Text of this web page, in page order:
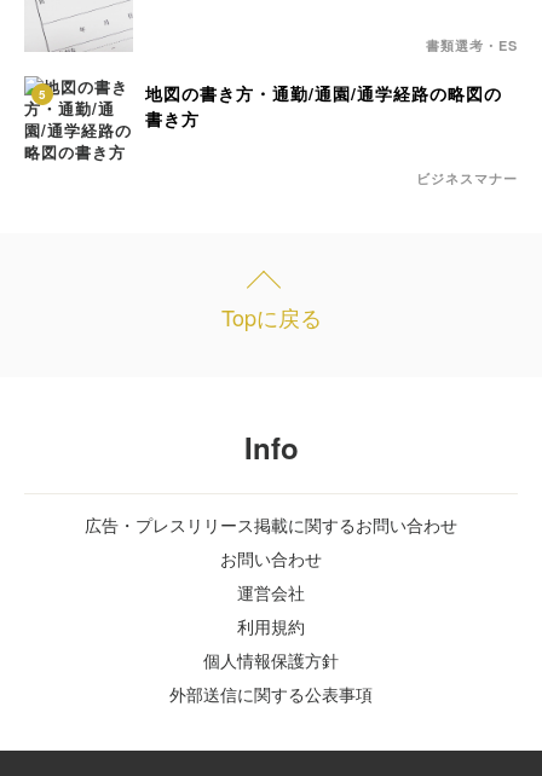
書類選考・ES
5
地図の書き方・通勤/通園/通学経路の略図の
書き方
ビジネスマナー
Topに戻る
Info
広告・プレスリリース掲載に関するお問い合わせ
お問い合わせ
運営会社
利用規約
個人情報保護方針
外部送信に関する公表事項